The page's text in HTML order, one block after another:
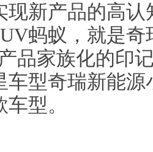
现新产品的高
蚂蚁，就是
品家族化的印
车型奇瑞新能
型。